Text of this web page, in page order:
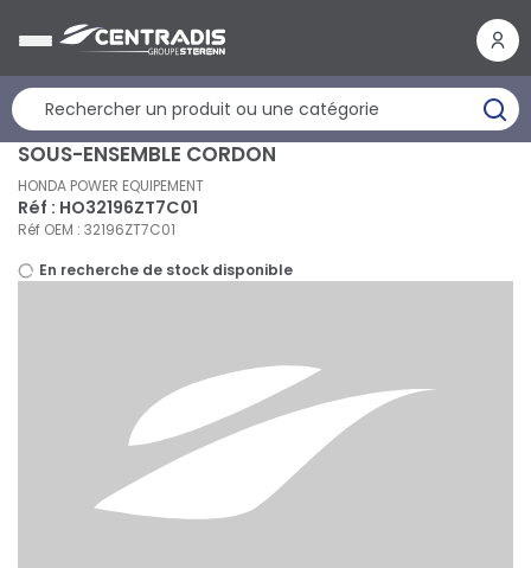
SOUS-ENSEMBLE CORDON
HONDA POWER EQUIPEMENT
Réf : HO32196ZT7C01
Réf OEM : 32196ZT7C01
En recherche de stock disponible